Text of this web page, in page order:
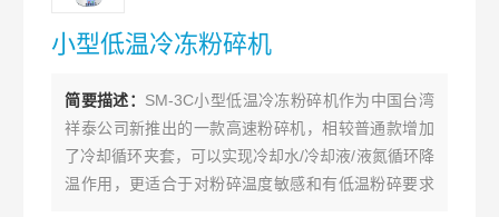
小型低温冷冻粉碎机
简要描述： SM-3C小型低温冷冻粉碎机作为中国台湾
祥泰公司新推出的一款高速粉碎机，相较普通款增加
了冷却循环夹套，可以实现冷却水/冷却液/液氮循环降
温作用，更适合于对粉碎温度敏感和有低温粉碎要求